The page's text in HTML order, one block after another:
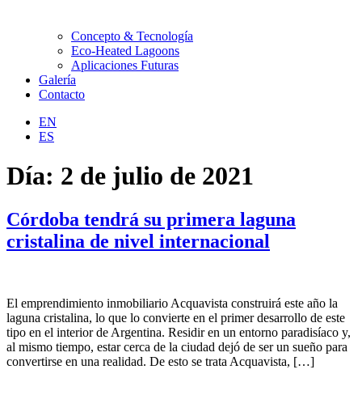
Concepto & Tecnología
Eco-Heated Lagoons
Aplicaciones Futuras
Galería
Contacto
EN
ES
Día: 2 de julio de 2021
Córdoba tendrá su primera laguna
cristalina de nivel internacional
El emprendimiento inmobiliario Acquavista construirá este año la
laguna cristalina, lo que lo convierte en el primer desarrollo de este
tipo en el interior de Argentina. Residir en un entorno paradisíaco y,
al mismo tiempo, estar cerca de la ciudad dejó de ser un sueño para
convertirse en una realidad. De esto se trata Acquavista, […]